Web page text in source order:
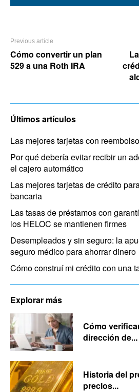
Previous article
Cómo convertir un plan
529 a una Roth IRA
Últimos artículos
Las mejores tarjetas con
Por qué debería evitar recibir un
el cajero automático
Las mejores tarjetas de crédito
bancaria
Las tasas de préstamos con
los HELOC se mantienen firmes
Desempleados y sin seguro: la
seguro médico para ahorrar dinero
Cómo construí mi crédito con una
Explorar más
Cómo
dirección de...
Historia del
precios...